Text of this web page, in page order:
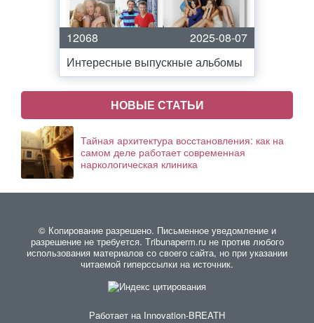
12068
2025-08-07
Интересные выпускные альбомы
НОВЫЕ СТАТЬИ
Тайная архитектура восстановления: как на
самом деле работает современная
наркологическая клиника
© Копирование разрешено. Письменное уведомление и
разрешение не требуется. Тribunaperm.ru не против любого
использования материалов со своего сайта, но при указании
читаемой гиперссылки на источник.
Работает на Innovation-BREATH